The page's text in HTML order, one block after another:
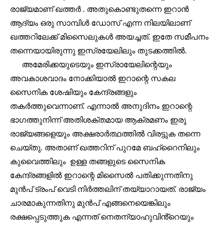
രാജ്യമാണ് ഖത്തർ . അതുകൊണ്ടുതന്നെ ഇറാൻ
ആദ്യം ഒരു സാമ്പിൾ ഡോസ് എന്ന നിലയിലാണ്
ഖത്തറിലേക്ക് മിസൈലുകൾ അയച്ചത്. ഇതേ സമീപനം
തന്നെയായിരുന്നു ഇസ്രയേലിലും തുടക്കത്തിൽ.
അമേരിക്കയുടെയും ഇസ്രായേലിന്റെയും
അവകാശവാദം നോക്കിയാൽ ഇറാന്റെ സകല
സൈനിക ശേഷിയും കേന്ദ്രങ്ങളും
തകർത്തുവെന്നാണ്. എന്നാൽ അനുദിനം ഇറാന്റെ
ഭാഗത്തുനിന്ന് അതിശക്തമായ ആക്രമണം ഇരു
രാജ്യങ്ങളെയും അക്ഷരാർത്ഥത്തിൽ വിരട്ടുക തന്നെ
ചെയ്തു. അതാണ് ഖത്തറിന് പുറമേ ബഹ്റൈനിലും
കുവൈത്തിലും ഉള്ള തങ്ങളുടെ സൈനിക
കേന്ദ്രങ്ങളിൽ ഇറാന്റെ മിസൈൽ പതിക്കുന്നതിനു
മുൻപ് ട്രംപ് വെടി നിർത്തലിന് തയ്യാറായത്. രാജ്യം
ചാരമാകുന്നതിനു മുൻപ് എങ്ങനെയെങ്കിലും
രക്ഷപ്പെടുത്തുക എന്നത് നെതന്യാഹുവിൻ്റെയും